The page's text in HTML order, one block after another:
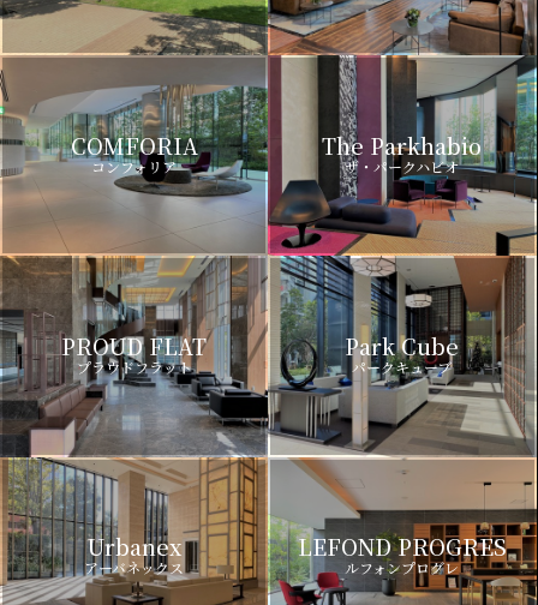
COMFORIA
コンフォリア
The Parkhabio
ザ・パークハビオ
PROUD FLAT
プラウドフラット
Park Cube
パークキューブ
Urbanex
アーバネックス
LEFOND PROGRES
ルフォンプログレ